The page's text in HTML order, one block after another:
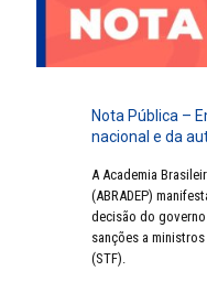
Nota Pública –
nacional e da
A Academia
(ABRADEP)
decisão do
sanções a
(STF).